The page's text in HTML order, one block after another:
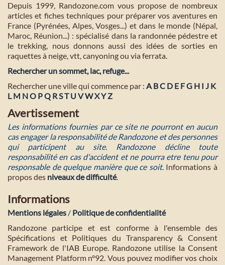
Depuis 1999, Randozone.com vous propose de nombreux
articles et fiches techniques pour préparer vos aventures en
France (Pyrénées, Alpes, Vosges...) et dans le monde (Népal,
Maroc, Réunion...) : spécialisé dans la randonnée pédestre et
le trekking, nous donnons aussi des idées de sorties en
raquettes à neige, vtt, canyoning ou via ferrata.
Rechercher un sommet, lac, refuge...
Rechercher une ville qui commence par : A BC D E FG H I J K
L M NO PQ RST U VWXYZ
Avertissement
Les informations fournies par ce site ne pourront en aucun
cas engager la responsabilité de Randozone et des personnes
qui participent au site. Randozone décline toute
responsabilité en cas d'accident et ne pourra etre tenu pour
responsable de quelque manière que ce soit. Informations à
propos des niveaux de difficulté.
Informations
Mentions légales / Politique de confidentialité
Randozone participe et est conforme à l'ensemble des
Spécifications et Politiques du Transparency & Consent
Framework de l'IAB Europe. Randozone utilise la Consent
Management Platform n°92. Vous pouvez modifier vos choix